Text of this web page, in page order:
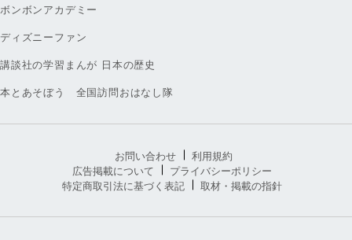
ボンボンアカデミー
ディズニーファン
講談社の学習まんが 日本の歴史
本とあそぼう 全国訪問おはなし隊
お問い合わせ
利用規約
広告掲載について
プライバシーポリシー
特定商取引法に基づく表記
取材・掲載の指針